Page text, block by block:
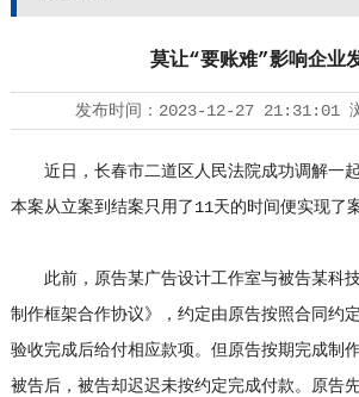
莫让“要账难”影响企业
发布时间： 2023-12-27 21:31:01
近日，长春市二道区人民法院成功调解一起
本案从立案到结案只用了11天的时间便实现了
此前，原告某广告设计工作室与被告某科
制作框架合作协议》，约定由原告按照合同约
验收完成后给付相应款项。但原告按期完成制
被告后，被告却迟迟未按约定完成付款。原告